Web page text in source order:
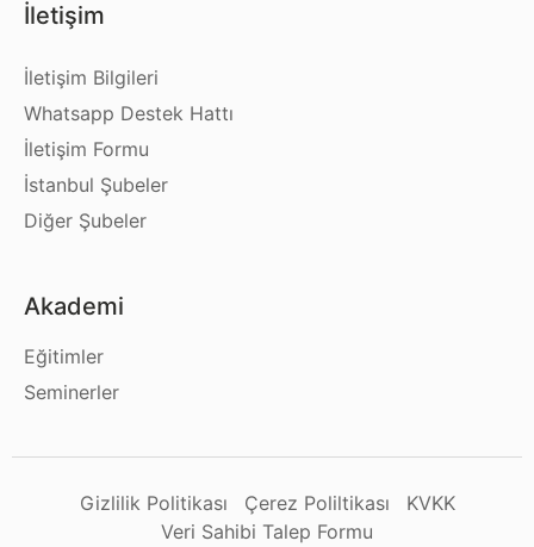
İletişim
İletişim Bilgileri
Whatsapp Destek Hattı
İletişim Formu
İstanbul Şubeler
Diğer Şubeler
Akademi
Eğitimler
Seminerler
Gizlilik Politikası Çerez Poliltikası
KVKK
Veri Sahibi Talep Formu